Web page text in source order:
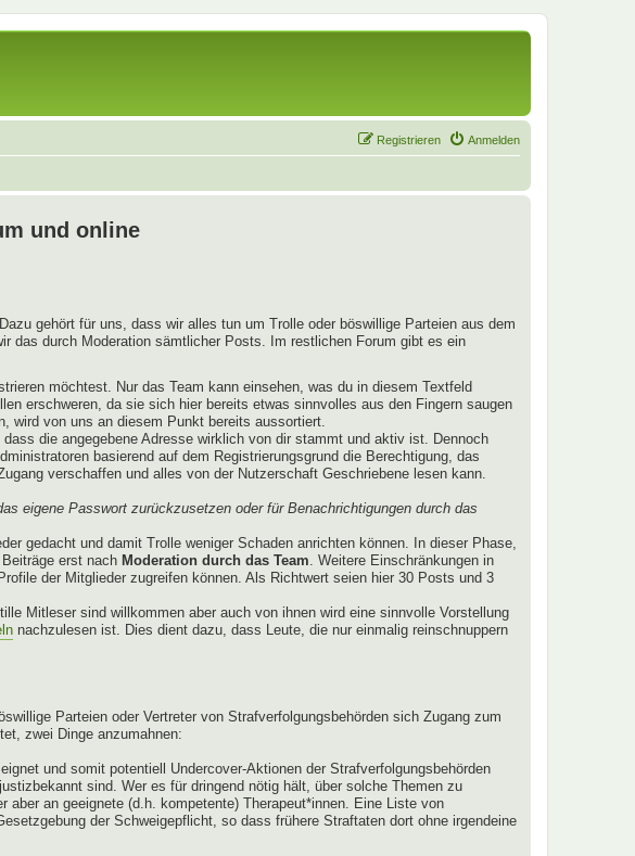
Anmelden
Registrieren
und online
gehört für uns, dass wir alles tun um Trolle oder böswillige Parteien aus dem
das durch Moderation sämtlicher Posts. Im restlichen Forum gibt es ein
möchtest. Nur das Team kann einsehen, was du in diesem Textfeld
erschweren, da sie sich hier bereits etwas sinnvolles aus den Fingern saugen
wird von uns an diesem Punkt bereits aussortiert.
die angegebene Adresse wirklich von dir stammt und aktiv ist. Dennoch
basierend auf dem Registrierungsgrund die Berechtigung, das
verschaffen und alles von der Nutzerschaft Geschriebene lesen kann.
eigene Passwort zurückzusetzen oder für Benachrichtigungen durch das
gedacht und damit Trolle weniger Schaden anrichten können. In dieser Phase,
erst nach Moderation durch das Team . Weitere Einschränkungen in
der Mitglieder zugreifen können. Als Richtwert seien hier 30 Posts und 3
Mitleser sind willkommen aber auch von ihnen wird eine sinnvolle Vorstellung
nachzulesen ist. Dies dient dazu, dass Leute, die nur einmalig reinschnuppern
Parteien oder Vertreter von Strafverfolgungsbehörden sich Zugang zum
zwei Dinge anzumahnen:
und somit potentiell Undercover-Aktionen der Strafverfolgungsbehörden
sind. Wer es für dringend nötig hält, über solche Themen zu
an geeignete (d.h. kompetente) Therapeut*innen. Eine Liste von
der Schweigepflicht, so dass frühere Straftaten dort ohne irgendeine